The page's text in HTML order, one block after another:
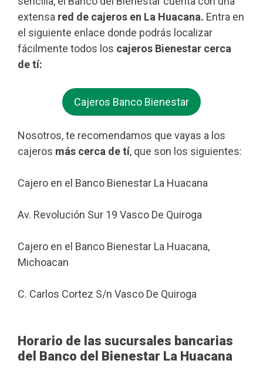
extensa red de cajeros en La Huacana. Entra en
el siguiente enlace donde podrás localizar
fácilmente todos los cajeros Bienestar cerca
de tí:
Cajeros Banco Bienestar
Nosotros, te recomendamos que vayas a los
cajeros más cerca de tí, que son los siguientes:
Cajero en el Banco Bienestar La Huacana
Av. Revolución Sur 19 Vasco De Quiroga
Cajero en el Banco Bienestar La Huacana,
Michoacan
C. Carlos Cortez S/n Vasco De Quiroga
Horario de las sucursales bancarias
del Banco del Bienestar La Huacana